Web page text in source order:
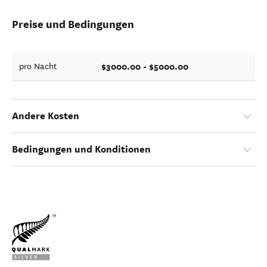
Preise und Bedingungen
pro Nacht $3000.00 - $5000.00
Andere Kosten
Bedingungen und Konditionen